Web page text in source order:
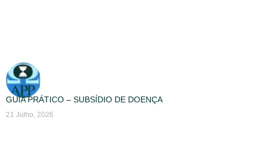
GUIA PRÁTICO – SUBSÍDIO DE DOENÇA
21 Julho, 2026